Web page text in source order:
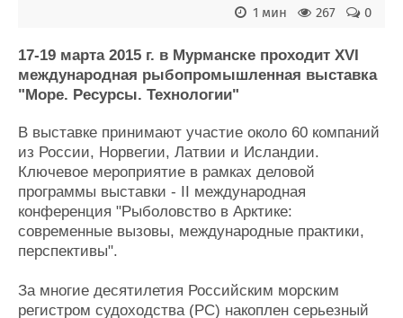
Судостроение
Пульс
Новости
Компании
Репутация
Работа
Крюинг
Журнал
Реклама
Торговая площадка
Доска объявлений
Продажа флота
Изделия
Материалы
Услуги
Конференции
Выставки и семинары
Флот
Галерея флота
0
267
1 мин
17-19 марта 2015 г. в Мурманске проходит XVI
международная рыбопромышленная выставка
"Море. Ресурсы. Технологии"
В выставке принимают участие около 60 компаний
из России, Норвегии, Латвии и Исландии.
Ключевое мероприятие в рамках деловой
программы выставки - II международная
конференция "Рыболовство в Арктике:
современные вызовы, международные практики,
перспективы".
За многие десятилетия Российским морским
регистром судоходства (РС) накоплен серьезный